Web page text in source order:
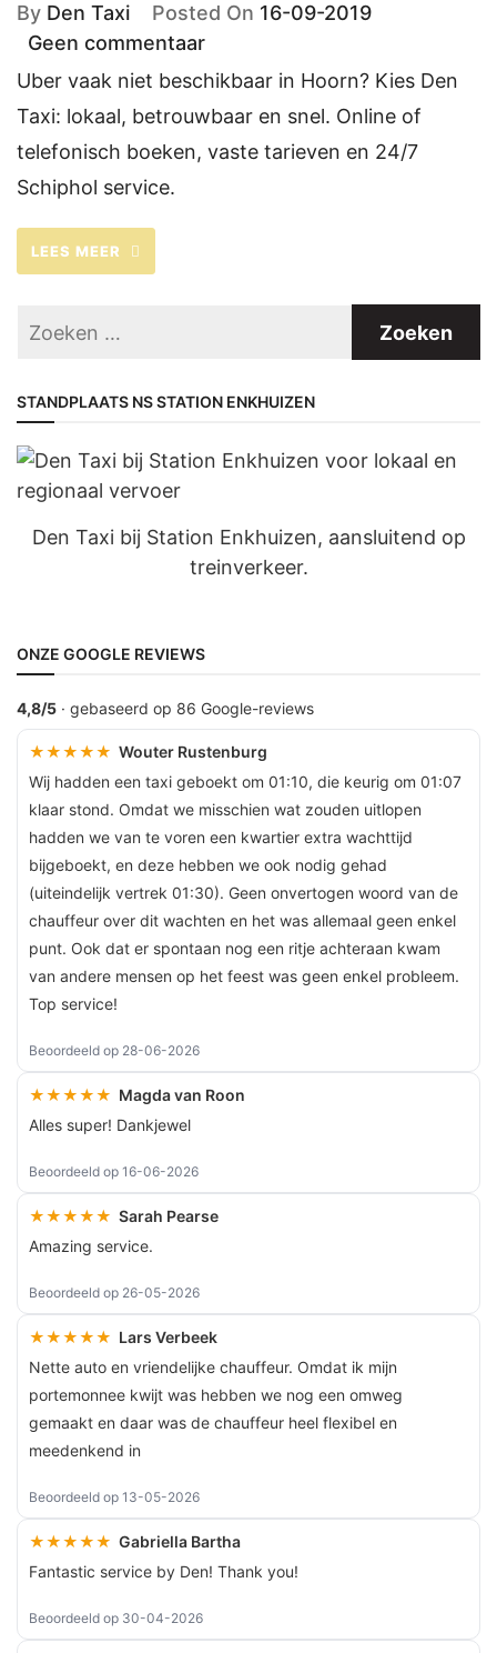
By Den Taxi Posted On 16-09-2019
Geen commentaar
Uber vaak niet beschikbaar in Hoorn? Kies Den
Taxi: lokaal, betrouwbaar en snel. Online of
telefonisch boeken, vaste tarieven en 24/7
Schiphol service.
LEES MEER
STANDPLAATS NS STATION ENKHUIZEN
Den Taxi bij Station Enkhuizen, aansluitend op
treinverkeer.
ONZE GOOGLE REVIEWS
4,8/5 · gebaseerd op 86 Google-reviews
★★★★★ Wouter Rustenburg
Wij hadden een taxi geboekt om 01:10, die keurig om 01:07
klaar stond. Omdat we misschien wat zouden uitlopen
hadden we van te voren een kwartier extra wachttijd
bijgeboekt, en deze hebben we ook nodig gehad
(uiteindelijk vertrek 01:30). Geen onvertogen woord van de
chauffeur over dit wachten en het was allemaal geen enkel
punt. Ook dat er spontaan nog een ritje achteraan kwam
van andere mensen op het feest was geen enkel probleem.
Top service!
Beoordeeld op 28-06-2026
★★★★★ Magda van Roon
Alles super! Dankjewel
Beoordeeld op 16-06-2026
★★★★★ Sarah Pearse
Amazing service.
Beoordeeld op 26-05-2026
★★★★★ Lars Verbeek
Nette auto en vriendelijke chauffeur. Omdat ik mijn
portemonnee kwijt was hebben we nog een omweg
gemaakt en daar was de chauffeur heel flexibel en
meedenkend in
Beoordeeld op 13-05-2026
★★★★★ Gabriella Bartha
Fantastic service by Den! Thank you!
Beoordeeld op 30-04-2026